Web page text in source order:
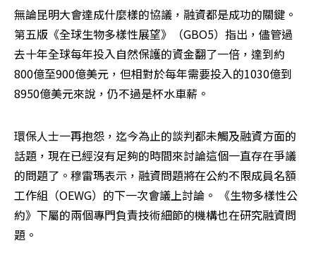
無論昆明大會達成什麼樣的協議，融資都是成功的關鍵。
第五版《全球生物多樣性展望》（GBO5）指出，儘管過
去十年全球每年投入自然保護的資金翻了一倍，達到約
800億至900億美元，但相對於每年需要投入的1030億到
8950億美元來說，仍不過是杯水車薪。
環保人士一再抱怨，迄今為止的談判都未觸及融資方面的
話題，現在已經沒有足夠的時間來討論這個一直存在爭議
的問題了。穆雷瑪表示，融資問題將在公約不限成員名額
工作組（OEWG）的下一次會議上討論。 《生物多樣性公
約》下屬的兩個專門負責技術細節的機構也在研究融資問
題。